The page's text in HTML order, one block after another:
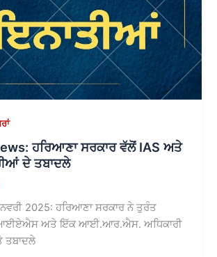
ਹਰਿਆਣਾ ਸਰਕਾਰ ਵੱਲੋਂ IAS ਅਤੇ
ਦੇ ਤਬਾਦਲੇ
2025: ਹਰਿਆਣਾ ਸਰਕਾਰ ਨੇ ਤੁਰੰਤ
ਆਈਏਐਸ ਅਤੇ ਇੱਕ ਆਈ.ਆਰ.ਐਸ. ਅਧਿਕਾਰੀ
ਤਬਾਦਲੇ